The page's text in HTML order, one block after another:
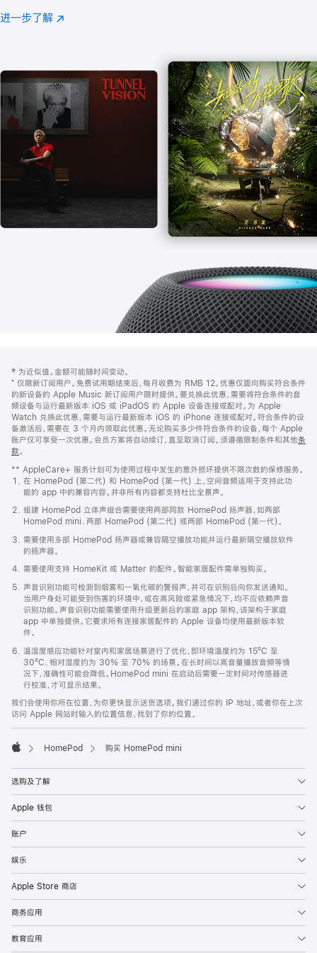
注
进一步了解 Apple
(在
口
中
打
开)
页
页
脚
注
‡ 为近似值。金额可能随时间变动。
⁺ 仅限新订阅用户。免费试用期结束后，每月收费为 RMB 12。优惠仅面向购买符合条件
的新设备的 Apple Music 新订阅用户限时提供。要兑换此优惠，需要将符合条件的音
频设备与运行最新版本 iOS 或 iPadOS 的 Apple 设备连接或配对。为 Apple
Watch 兑换此优惠，需要与运行最新版本 iOS 的 iPhone 连接或配对。符合条件的设
备激活后，需要在 3 个月内领取此优惠。无论购买多少件符合条件的设备，每个 Apple
账户仅可享受一次优惠。会员方案将自动续订，直至取消订阅。须遵循限制条件和其他条
款。
窗
口
中
打
开)
** AppleCare+ 服务计划可为使用过程中发生的意外损坏提供不限次数的保修服务。
在 HomePod (第二代) 和 HomePod (第一代) 上，空间音频适用于支持此功
能的 app 中的兼容内容。并非所有内容都支持杜比全景声。
组建 HomePod 立体声组合需要使用两部同款 HomePod 扬声器，如两部
HomePod mini、两部 HomePod (第二代) 或两部 HomePod (第一代)。
需要使用多部 HomePod 扬声器或兼容隔空播放功能并运行最新隔空播放软件
的扬声器。
需要使用支持 HomeKit 或 Matter 的配件。智能家居配件需单独购买。
声音识别功能可检测到烟雾和一氧化碳的警报声，并可在识别后向你发送通知。
当用户身处可能受到伤害的环境中，或在高风险或紧急情况下，均不应依赖声音
识别功能。声音识别功能需要使用升级更新后的家庭 app 架构，该架构于家庭
app 中单独提供。它要求所有连接家居配件的 Apple 设备均使用最新版本软
件。
温湿度感应功能针对室内和家居场景进行了优化，即环境温度约为 15ºC 至
30ºC、相对湿度约为 30% 至 70% 的场景。在长时间以高音量播放音频等情
况下，准确性可能会降低。HomePod mini 在启动后需要一定时间对传感器进
行校准，才可显示结果。
我们会使用你所在位置，为你更快显示送货选项。我们通过你的 IP 地址，或者你在上次
访问 Apple 网站时输入的位置信息，找到了你的位置。
HomePod 购买 HomePod mini
选购及了解
Apple 钱包
账户
娱乐
Apple Store 商店
商务应用
教育应用